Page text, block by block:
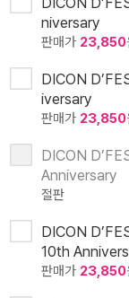
niversary
판매가 23,850
DICON
iversary
판매가 23,850
DICON
Anniversary
절판
DICON
10th
판매가 23,850